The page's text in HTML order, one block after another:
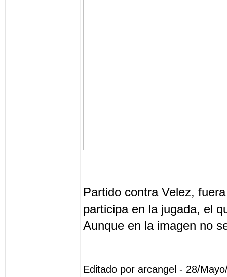
Partido contra Velez,
participa en la jugada, el
Aunque en la imagen no
Editado por arcangel - 28/